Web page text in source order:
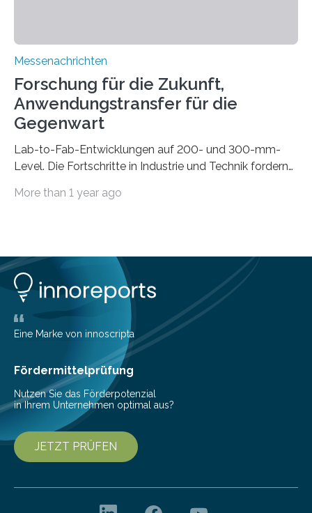
Messenachrichten
Forschung für die Zukunft,
Anwendungstransfer für die
Gegenwart
Lab-to-Fab-Entwicklungen auf 200- und 300-mm-
Level. Die Fortschritte in Industrie und Technik fordern
Mikrochips, sowohl aus technischer, wirtschaftlicher, als
dabei als starker Partner der Industrie etabliert. Das
Serviceangebot umfasst alle Schritte »from lab to fab«
– von der Beratung über die Prozessentwicklung bis hin
zur Pilotfertigung. 300-mm-Prozessanlagen am CNT.
(c) Sebastian Lassak / Fraunhofer IPMS…
More than 1 year ago
Eine Marke von innoscripta
Fördermittelprüfung
Nutzen Sie das Förderpotenzial
in Ihrem Unternehmen optimal aus?
JETZT PRÜFEN